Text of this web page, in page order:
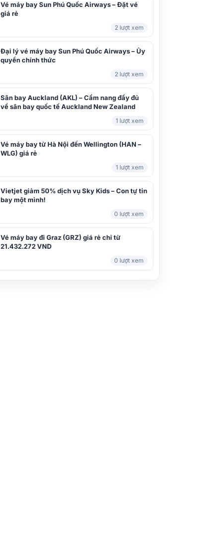
Vé máy bay Sun Phú Quốc Airways – Đặt vé
giá rẻ
2 lượt xem
Đại lý vé máy bay Sun Phú Quốc Airways – Ủy
quyền chính thức
2 lượt xem
Sân bay Auckland (AKL) – Cẩm nang đầy đủ
về sân bay quốc tế Auckland New Zealand
1 lượt xem
Vé máy bay từ Hà Nội đến Wellington (HAN –
WLG) giá rẻ
1 lượt xem
Vietjet giảm 50% dịch vụ Sky Kids – Con tự tin
bay một mình!
0 lượt xem
Vé máy bay đi Graz (GRZ) giá rẻ chỉ từ
21.432.272 VND
0 lượt xem